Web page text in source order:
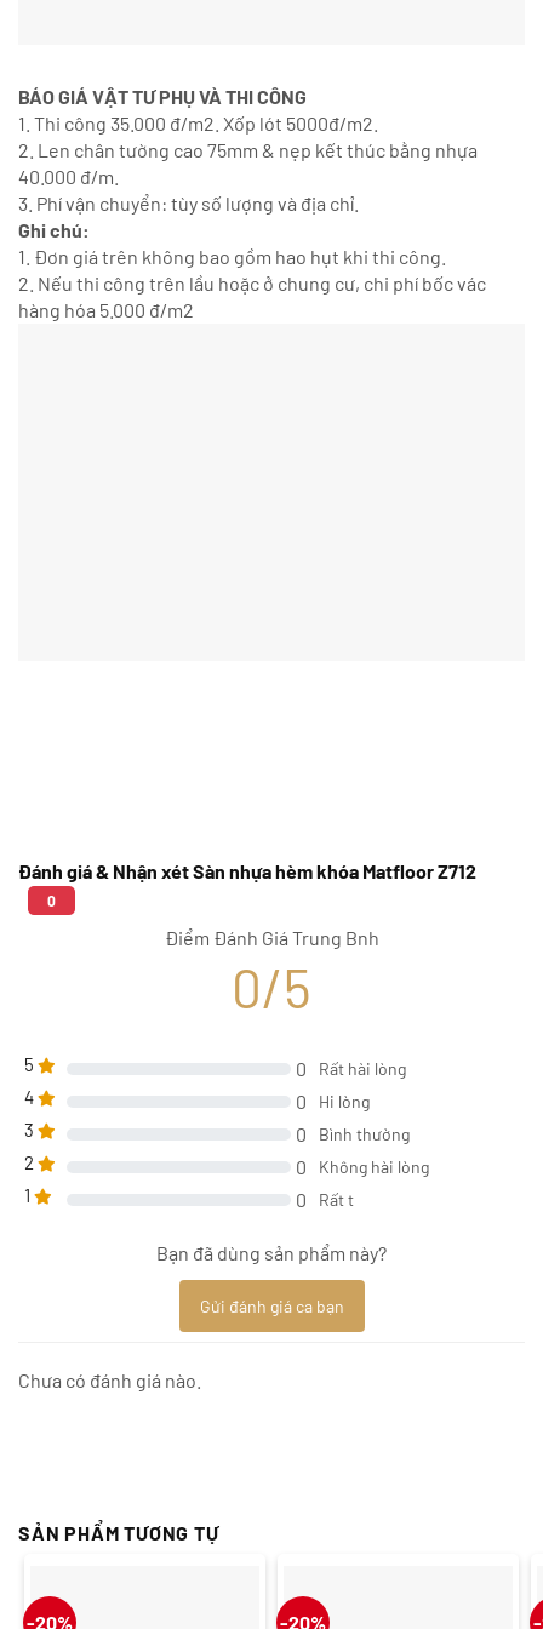
BÁO GIÁ VẬT TƯ PHỤ VÀ THI CÔNG
1. Thi công 35.000 đ/m2. Xốp lót 5000đ/m2.
2. Len chân tường cao 75mm & nẹp kết thúc bằng nhựa
40.000 đ/m.
3. Phí vận chuyển: tùy số lượng và địa chỉ.
Ghi chú:
1. Đơn giá trên không bao gồm hao hụt khi thi công.
2. Nếu thi công trên lầu hoặc ở chung cư, chi phí bốc vác
hàng hóa 5.000 đ/m2
Đánh giá & Nhận xét Sàn nhựa hèm khóa Matfloor Z712
0
Điểm Đánh Giá Trung Bnh
0/5
5 0 Rất hài lòng
4 0 Hi lòng
3 0 Bình thường
2 0 Không hài lòng
1 0 Rất t
Bạn đã dùng sản phẩm này?
Gửi đánh giá ca bạn
Chưa có đánh giá nào.
SẢN PHẨM TƯƠNG TỰ
-20% -20%